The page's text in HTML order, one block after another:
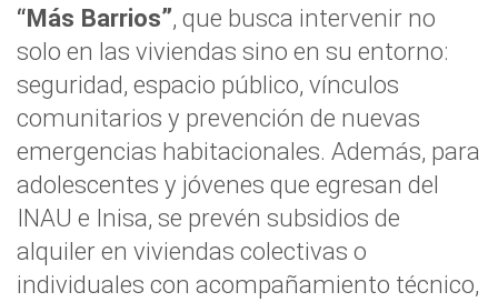
“Más Barrios”, que busca intervenir no
solo en las viviendas sino en su entorno:
seguridad, espacio público, vínculos
comunitarios y prevención de nuevas
emergencias habitacionales. Además, para
adolescentes y jóvenes que egresan del
INAU e Inisa, se prevén subsidios de
alquiler en viviendas colectivas o
individuales con acompañamiento técnico,